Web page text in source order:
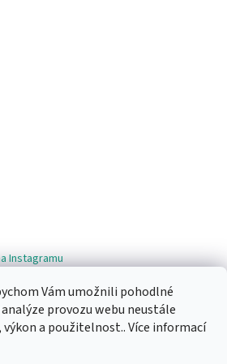
Vám umožnili pohodlné
provozu webu neustále
a použitelnost.. Více informací
Instagramu